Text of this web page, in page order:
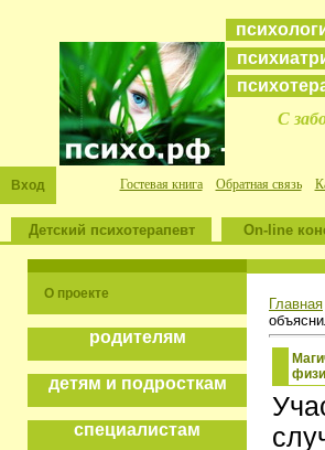
С
Вход Гостевая книга Обратная связь
Детский психотерапевт On-line
О проекте
родителям
детям и подросткам
специалистам
Главная